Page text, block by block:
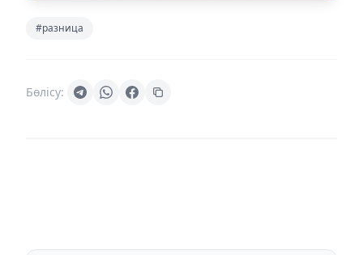
#разница
Бөлісу: